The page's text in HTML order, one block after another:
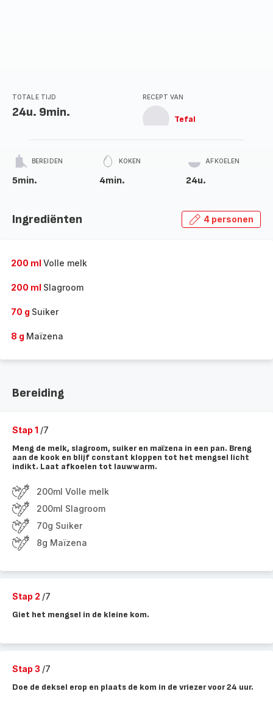
TOTALE TIJD
24u. 9min.
RECEPT VAN
Tefal
BEREIDEN
5min.
KOKEN
4min.
AFKOELEN
24u.
Ingrediënten 4 personen
200 ml Volle melk
200 ml Slagroom
70 g Suiker
8 g Maïzena
Bereiding
Stap 1 /7
Meng de melk, slagroom, suiker en maïzena in een pan. Breng
aan de kook en blijf constant kloppen tot het mengsel licht
indikt. Laat afkoelen tot lauwwarm.
200ml Volle melk
200ml Slagroom
70g Suiker
8g Maïzena
Stap 2 /7
Giet het mengsel in de kleine kom.
Stap 3 /7
Doe de deksel erop en plaats de kom in de vriezer voor 24 uur.